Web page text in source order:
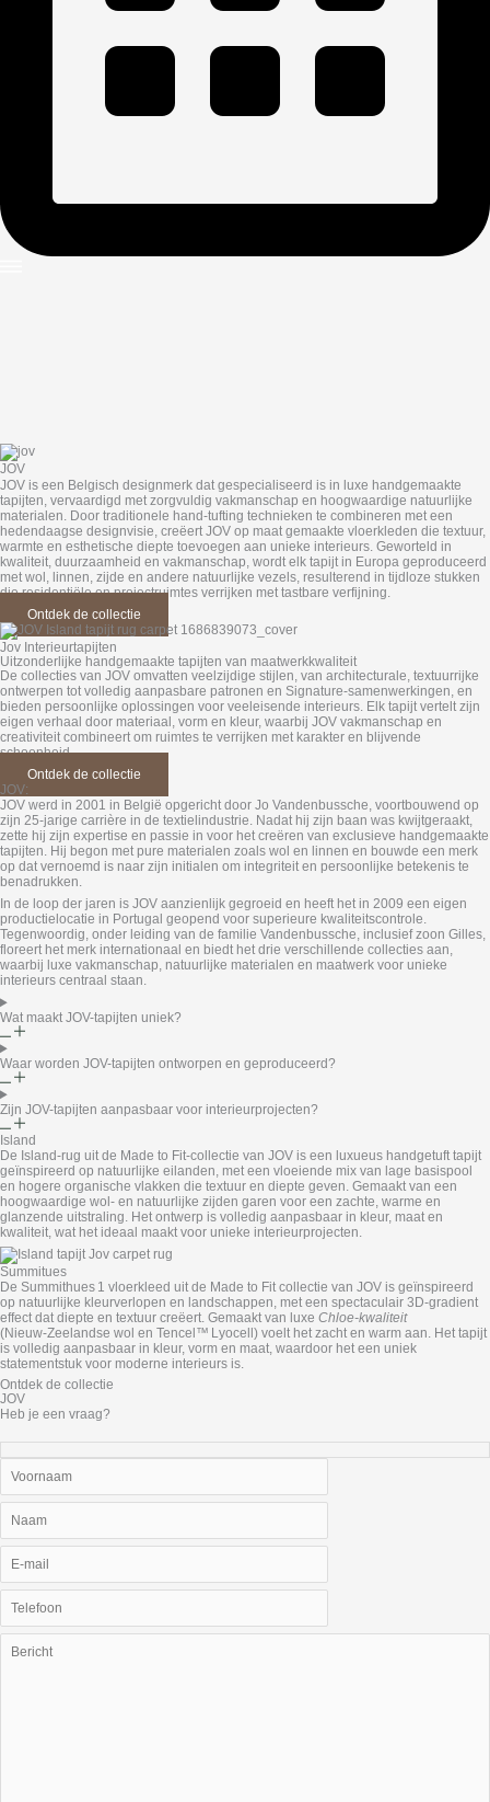
JOV
JOV is een Belgisch designmerk dat gespecialiseerd is in luxe handgemaakte
tapijten, vervaardigd met zorgvuldig vakmanschap en hoogwaardige natuurlijke
materialen. Door traditionele hand-tufting technieken te combineren met een
hedendaagse designvisie, creëert JOV op maat gemaakte vloerkleden die textuur,
warmte en esthetische diepte toevoegen aan unieke interieurs. Geworteld in
kwaliteit, duurzaamheid en vakmanschap, wordt elk tapijt in Europa geproduceerd
met wol, linnen, zijde en andere natuurlijke vezels, resulterend in tijdloze stukken
die residentiële en projectruimtes verrijken met tastbare verfijning.
Ontdek de collectie
Jov Interieurtapijten
Uitzonderlijke handgemaakte tapijten van maatwerkkwaliteit
De collecties van JOV omvatten veelzijdige stijlen, van architecturale, textuurrijke
ontwerpen tot volledig aanpasbare patronen en Signature‑samenwerkingen, en
bieden persoonlijke oplossingen voor veeleisende interieurs. Elk tapijt vertelt zijn
eigen verhaal door materiaal, vorm en kleur, waarbij JOV vakmanschap en
creativiteit combineert om ruimtes te verrijken met karakter en blijvende
schoonheid.
Ontdek de collectie
JOV:
JOV werd in 2001 in België opgericht door Jo Vandenbussche, voortbouwend op
zijn 25-jarige carrière in de textielindustrie. Nadat hij zijn baan was kwijtgeraakt,
zette hij zijn expertise en passie in voor het creëren van exclusieve handgemaakte
tapijten. Hij begon met pure materialen zoals wol en linnen en bouwde een merk
op dat vernoemd is naar zijn initialen om integriteit en persoonlijke betekenis te
benadrukken.
In de loop der jaren is JOV aanzienlijk gegroeid en heeft het in 2009 een eigen
productielocatie in Portugal geopend voor superieure kwaliteitscontrole.
Tegenwoordig, onder leiding van de familie Vandenbussche, inclusief zoon Gilles,
floreert het merk internationaal en biedt het drie verschillende collecties aan,
waarbij luxe vakmanschap, natuurlijke materialen en maatwerk voor unieke
interieurs centraal staan.
Wat maakt JOV-tapijten uniek?
Waar worden JOV-tapijten ontworpen en geproduceerd?
Zijn JOV-tapijten aanpasbaar voor interieurprojecten?
Island
De Island‑rug uit de Made to Fit‑collectie van JOV is een luxueus handgetuft tapijt
geïnspireerd op natuurlijke eilanden, met een vloeiende mix van lage basispool
en hogere organische vlakken die textuur en diepte geven. Gemaakt van een
hoogwaardige wol‑ en natuurlijke zijden garen voor een zachte, warme en
glanzende uitstraling. Het ontwerp is volledig aanpasbaar in kleur, maat en
kwaliteit, wat het ideaal maakt voor unieke interieurprojecten.
Summitues
De Summithues 1 vloerkleed uit de Made to Fit collectie van JOV is geïnspireerd
op natuurlijke kleurverlopen en landschappen, met een spectaculair 3D‑gradient
effect dat diepte en textuur creëert. Gemaakt van luxe Chloe‑kwaliteit
(Nieuw‑Zeelandse wol en Tencel™ Lyocell) voelt het zacht en warm aan. Het tapijt
is volledig aanpasbaar in kleur, vorm en maat, waardoor het een uniek
statementstuk voor moderne interieurs is.
Ontdek de collectie
JOV
Heb je een vraag?